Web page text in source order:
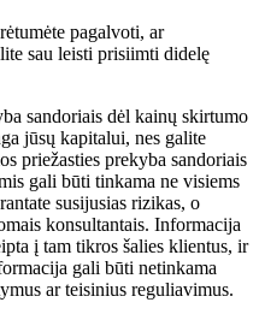
pagalvoti, ar
sau leisti prisiimti didelę
sandoriais dėl kainų skirtumo
jūsų kapitalui, nes galite
priežasties prekyba sandoriais
gali būti tinkama ne visiems
susijusias rizikas, o
konsultantais. Informacija
į tam tikros šalies klientus, ir
gali būti netinkama
ar teisinius reguliavimus.